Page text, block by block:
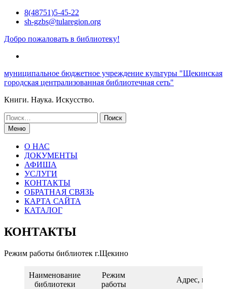
Перейти8(48751)5-45-22
sh-gzbs@tularegion.org
Добро пожаловать в библиотеку!
муниципальное бюджетное учреждение культуры "Щекинская
городская централизованная библиотечная сеть"
Книги. Наука. Искусство.
Искать:
Меню
О НАС
ДОКУМЕНТЫ
АФИША
УСЛУГИ
КОНТАКТЫ
ОБРАТНАЯ СВЯЗЬ
КАРТА САЙТА
КАТАЛОГ
КОНТАКТЫ
Режим работы библиотек г.Щекино
Наименование
библиотеки
Режим
работы
Адрес,